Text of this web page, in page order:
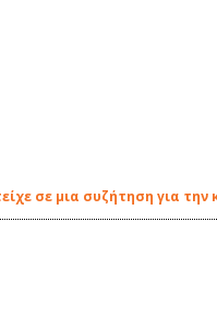
σε μια συζήτηση για